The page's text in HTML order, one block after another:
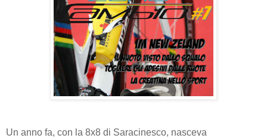
Un anno fa, con la 8x8 di Saracinesco, nasceva